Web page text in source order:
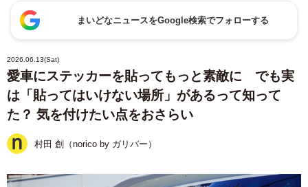
まいどなニュースをGoogle検索でフォローする
2026.06.13(Sat)
愛車にステッカーを貼ってもっと素敵に でも実
は「貼ってはいけない場所」があるって知って
た？ 気を付けたい点をおさらい
村田 創（norico by ガリバー）